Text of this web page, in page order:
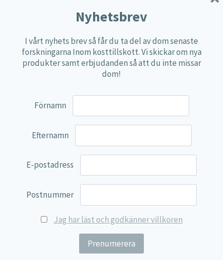
Övriga kosttillskott
100% Natural
Reviva Nutrition
Svenska Örtmedicinska Institutet
Green Trade
Nyhetsbrev
I vårt nyhets brev så får du ta del av dom senaste
forskningarna Inom kosttillskott. Vi skickar om nya
produkter samt erbjudanden så att du inte missar
dom!
Förnamn
Efternamn
E-postadress
Postnummer
Jag har läst och godkänner villkoren